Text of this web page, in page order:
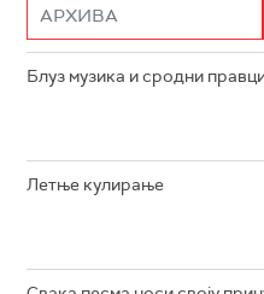
РАДИО
Блуз музика и сродни
Летње кулирање